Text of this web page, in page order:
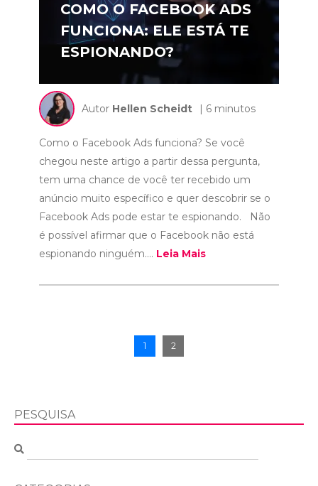
COMO O FACEBOOK ADS
FUNCIONA: ELE ESTÁ TE
ESPIONANDO?
Autor Hellen Scheidt | 6 minutos
Como o Facebook Ads funciona? Se você
chegou neste artigo a partir dessa pergunta,
tem uma chance de você ter recebido um
anúncio muito específico e quer descobrir se o
Facebook Ads pode estar te espionando. Não
é possível afirmar que o Facebook não está
espionando ninguém.... Leia Mais
1 2
PESQUISA